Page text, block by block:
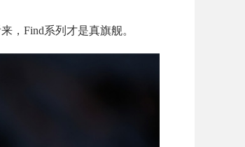
，Find系列才是真旗舰。